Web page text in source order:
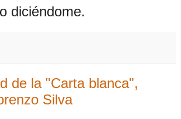
diciéndome.
de la "Carta blanca",
Silva